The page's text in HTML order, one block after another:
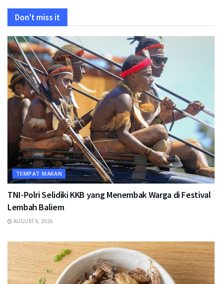
Don't miss it
TEMPAT MAKAN
TNI-Polri Selidiki KKB yang Menembak Warga di Festival
Lembah Baliem
AUGUST 9, 2026